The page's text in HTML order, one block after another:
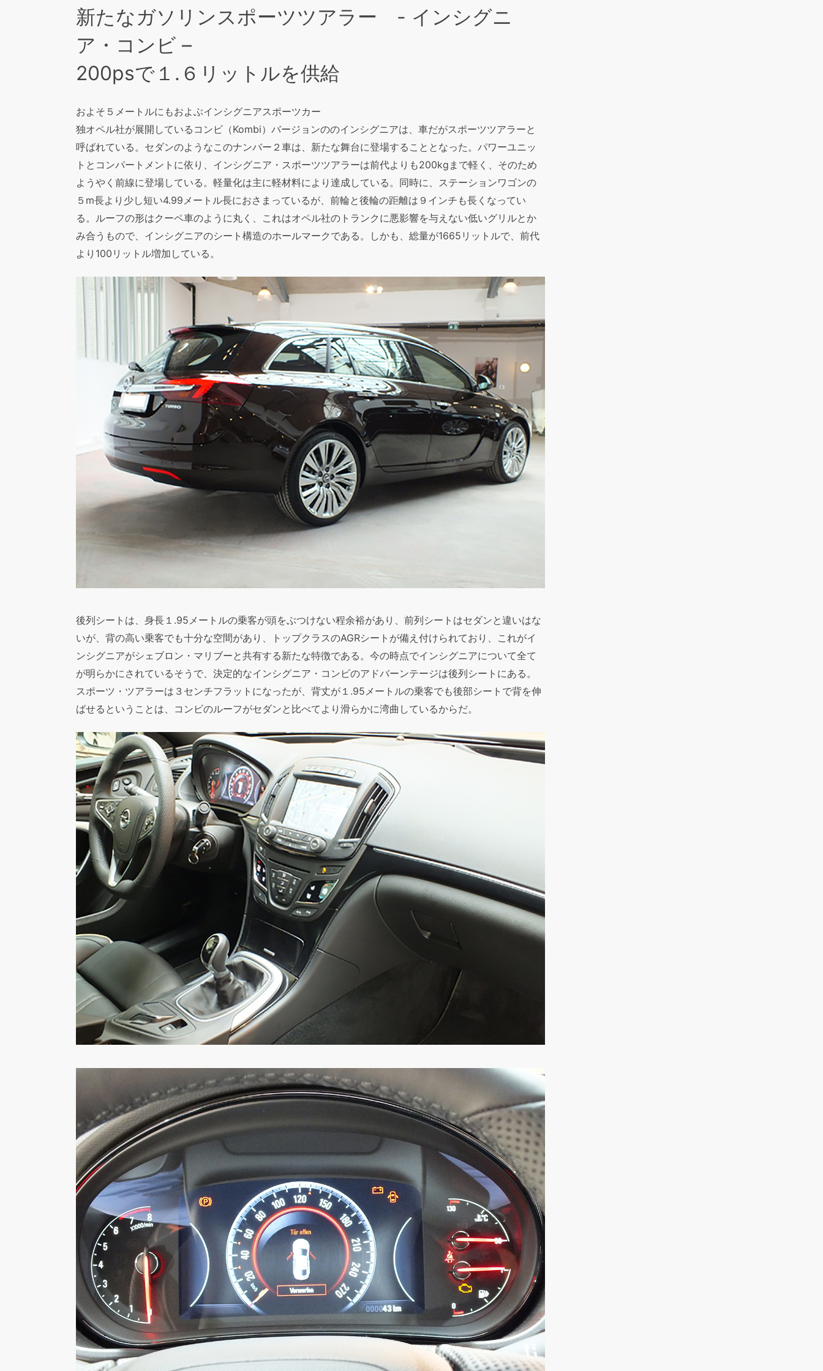
新たなガソリンスポーツツアラー - インシグニ
ア・コンビ –
200psで１.６リットルを供給
およそ５メートルにもおよぶインシグニアスポーツカー
独オペル社が展開しているコンビ（Kombi）バージョンののインシグニアは、車だがスポーツツアラーと
呼ばれている。セダンのようなこのナンバー２車は、新たな舞台に登場することとなった。パワーユニッ
トとコンパートメントに依り、インシグニア・スポーツツアラーは前代よりも200kgまで軽く、そのため
ようやく前線に登場している。軽量化は主に軽材料により達成している。同時に、ステーションワゴンの
５m長より少し短い4.99メートル長におさまっているが、前輪と後輪の距離は９インチも長くなってい
る。ルーフの形はクーペ車のように丸く、これはオペル社のトランクに悪影響を与えない低いグリルとか
み合うもので、インシグニアのシート構造のホールマークである。しかも、総量が1665リットルで、前代
より100リットル増加している。
後列シートは、身長１.95メートルの乗客が頭をぶつけない程余裕があり、前列シートはセダンと違いはな
いが、背の高い乗客でも十分な空間があり、トップクラスのAGRシートが備え付けられており、これがイ
ンシグニアがシェブロン・マリブーと共有する新たな特徴である。今の時点でインシグニアについて全て
が明らかにされているそうで、決定的なインシグニア・コンビのアドバーンテージは後列シートにある。
スポーツ・ツアラーは３センチフラットになったが、背丈が１.95メートルの乗客でも後部シートで背を伸
ばせるということは、コンビのルーフがセダンと比べてより滑らかに湾曲しているからだ。